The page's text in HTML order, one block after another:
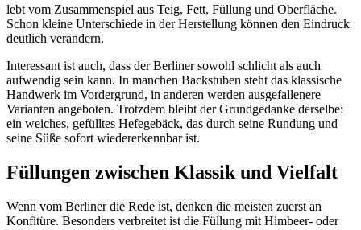
lebt vom Zusammenspiel aus Teig, Fett, Füllung und Oberfläche.
Schon kleine Unterschiede in der Herstellung können den Eindruck
deutlich verändern.
Interessant ist auch, dass der Berliner sowohl schlicht als auch
aufwendig sein kann. In manchen Backstuben steht das klassische
Handwerk im Vordergrund, in anderen werden ausgefallenere
Varianten angeboten. Trotzdem bleibt der Grundgedanke derselbe:
ein weiches, gefülltes Hefegebäck, das durch seine Rundung und
seine Süße sofort wiedererkennbar ist.
Füllungen zwischen Klassik und Vielfalt
Wenn vom Berliner die Rede ist, denken die meisten zuerst an
Konfitüre. Besonders verbreitet ist die Füllung mit Himbeer- oder